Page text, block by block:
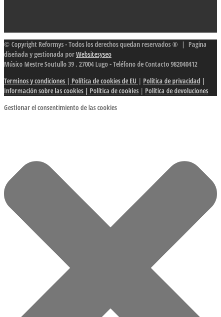
© Copyright Reformys - Todos los derechos quedan reservados ® | Pagina
diseñada y gestionada porWebsitesyseo
Músico Mestre Soutullo 39 . 27004 Lugo - Teléfono de Contacto 982040412
Terminos y condiciones | Política de cookies de EU | Política de privacidad |
Información sobre las cookies | Política de cookies | Política de devoluciones
Gestionar el consentimiento de las cookies